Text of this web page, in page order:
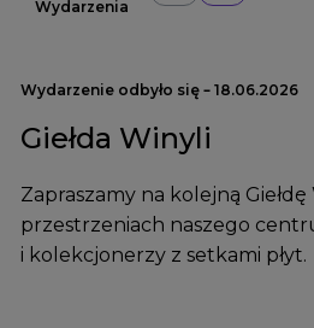
Wydarzenia
Wydarzenie odbyło się – 18.06.2026
Giełda Winyli
Zapraszamy na kolejną
przestrzeniach naszego
i kolekcjonerzy z setkami płyt.